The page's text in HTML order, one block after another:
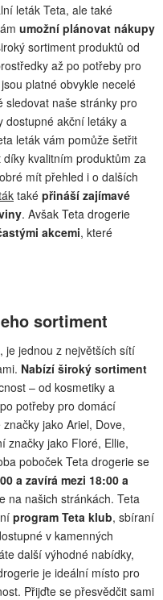
leták Teta, ale také
umožní plánovat nákupy
sortiment produktů od
až po potřeby pro
platné obvykle necelé
sledovat naše stránky pro
dostupné akční letáky a
leták vám pomůže šetřit
kvalitním produktům za
mít přehled i o dalších
také přináší zajímavé
. Avšak Teta drogerie
akcemi, které
sortiment
je jednou z největších sítí
Nabízí široký sortiment
– od kosmetiky a
potřeby pro domácí
jako Ariel, Dove,
značky jako Floré, Ellie,
poboček Teta drogerie se
a zavírá mezi 18:00 a
na našich stránkách. Teta
program Teta klub, sbíraní
v kamenných
další výhodné nabídky,
je ideální místo pro
Přijďte se přesvědčit sami